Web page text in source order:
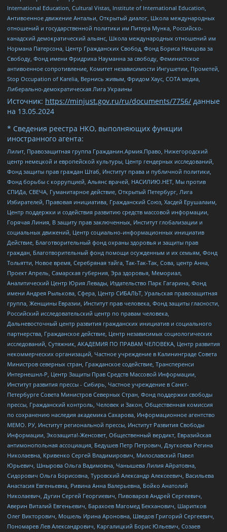
International Education, Cultural Vistas, Institute of International Education,
Антивоенное движение Антальи, Открытый диалог, Школа международных
отношений и государственной политики им Питера Мунка, Российско-
канадский демократический альянс, Школа международных отношений им
Нормана Патерсона, Центр Гражданских Свобод, Фонд Бориса Немцова за
Свободу, Фонд имени Фридриха Науманна за свободу, Феминистское
антивоенное сопротивление, Комитет независимости Ингушетии, Прометей,
Stop Occupation of Karelia, Вернись живым, Фридом Хаус, СОТА медиа,
Либерально-демократическая Лига Украины
Источник: https://minjust.gov.ru/ru/documents/7756/ данные
на 13.05.2024
* Сведения реестра НКО, выполняющих функции
иностранного агента:
Лилит, Правозащитная группа Гражданин.Армия.Право, Нижегородский
центр немецкой и европейской культуры, Центр гендерных исследований,
Фонд защиты прав граждан Штаб, Институт права и публичной политики,
Фонд борьбы с коррупцией, Альянс врачей, НАСИЛИЮ.НЕТ, Мы против
СПИДа, СВЕЧА, Гуманитарное действие, Открытый Петербург, Лига
Избирателей, Правовая инициатива, Гражданский Союз, Хасдей Ерушалаим,
Центр поддержки и содействия развитию средств массовой информации,
Горячая Линия, В защиту прав заключенных, Институт глобализации и
социальных движений, Центр социально-информационных инициатив
Действие, Благотворительный фонд охраны здоровья и защиты прав
граждан, Благотворительный фонд помощи осужденным и их семьям, Фонд
Тольятти, Новое время, Серебряная тайга, Так-Так-Так, Сова, центр Анна,
Проект Апрель, Самарская губерния, Эра здоровья, Мемориал,
Аналитический Центр Юрия Левады, Издательство Парк Гагарина, Фонд
имени Андрея Рылькова, Сфера, Центр СИБАЛЬТ, Уральская правозащитная
группа, Женщины Евразии, Институт прав человека, Фонд защиты гласности,
Российский исследовательский центр по правам человека,
Дальневосточный центр развития гражданских инициатив и социального
партнерства, Гражданское действие, Центр независимых социологических
исследований, Сутяжник, АКАДЕМИЯ ПО ПРАВАМ ЧЕЛОВЕКА, Центр развития
некоммерческих организаций, Частное учреждение в Калининграде Совета
Министров северных стран, Гражданское содействие, Трансперенси
Интернешнл-Р, Центр Защиты Прав Средств Массовой Информации,
Институт развития прессы - Сибирь, Частное учреждение в Санкт-
Петербурге Совета Министров Северных Стран, Фонд поддержки свободы
прессы, Гражданский контроль, Человек и Закон, Общественная комиссия
по сохранению наследия академика Сахарова, Информационное агентство
МЕМО. РУ, Институт региональной прессы, Институт Развития Свободы
Информации, Экозащита!-Женсовет, Общественный вердикт, Евразийская
антимонопольная ассоциация, Бедушев Петр Петрович, Дзугкоева Регина
Николаевна, Кривенко Сергей Владимирович, Милославский Павел
Юрьевич, Шнырова Ольга Вадимовна, Чанышева Лилия Айратовна,
Сидорович Ольга Борисовна, Туровский Александр Алексеевич, Васильева
Анастасия Евгеньевна, Ривина Анна Валерьевна, Бойко Анатолий
Николаевич, Дугин Сергей Георгиевич, Пивоваров Андрей Сергеевич,
Аверин Виталий Евгеньевич, Барахоев Магомед Бекханович, Шарипков
Олег Викторович, Мошель Ирина Ароновна, Шведов Григорий Сергеевич,
Пономарев Лев Александрович, Каргалицкий Борис Юльевич, Созаев